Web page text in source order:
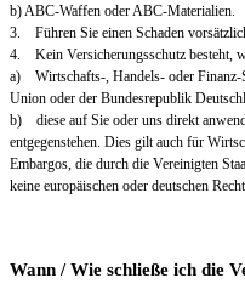
b) ABC-Waffen oder ABC-Materialien.
3. Führen Sie einen Schaden
4. Kein Versicherungsschutz besteht,
a) Wirtschafts-, Handels- oder Finanz-
Union oder der Bundesrepublik
b) diese auf Sie oder uns direkt
entgegenstehen. Dies gilt auch für
Embargos, die durch die Vereinigten
keine europäischen oder deutschen
Wann / Wie schließe ich die